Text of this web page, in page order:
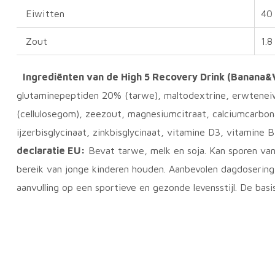
Eiwitten 40
Zout
Ingrediënten van de High 5 Recovery Drink
glutaminepeptiden 20% (tarwe), maltodextrine,
(cellulosegom), zeezout, magnesiumcitraat,
ijzerbisglycinaat, zinkbisglycinaat, vitamine D3,
declaratie EU: Bevat tarwe, melk en soja. Kan sporen
bereik van jonge kinderen houden. Aanbevolen
aanvulling op een sportieve en gezonde levensstijl. De